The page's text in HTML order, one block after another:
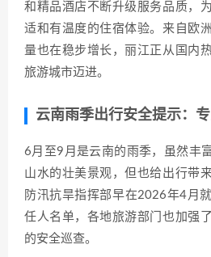
和精品酒店不断升级服务品质，
适和有温度的住宿体验。来自欧
量也在稳步增长，丽江正从国内
旅游城市迈进。
云南雨季出行安全提示：
6月至9月是云南的雨季，虽然丰
山水的壮美景观，但也给出行带
防汛抗旱指挥部早在2026年4月
任人名单，各地旅游部门也加强
的安全巡查。